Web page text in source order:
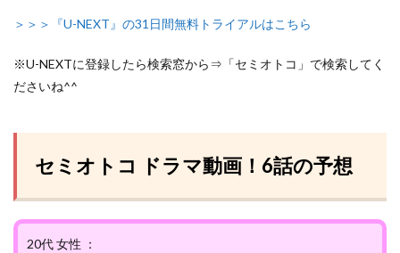
＞＞＞『U-NEXT』の31日間無料トライアルはこちら
※U-NEXTに登録したら検索窓から⇒「セミオトコ」で検索してく
ださいね^^
セミオトコ ドラマ動画！6話の予想
20代 女性 ：